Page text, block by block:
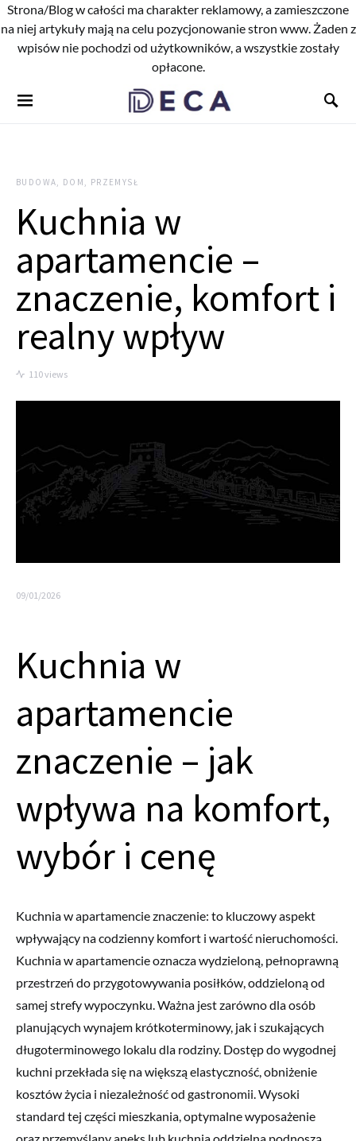
Strona/Blog w całości ma charakter reklamowy, a zamieszczone
na niej artykuły mają na celu pozycjonowanie stron www. Żaden z
wpisów nie pochodzi od użytkowników, a wszystkie zostały
opłacone.
BUDOWA, DOM, PRZEMYSŁ
Kuchnia w
apartamencie –
znaczenie, komfort i
realny wpływ
110 views
09/01/2026
Kuchnia w
apartamencie
znaczenie – jak
wpływa na komfort,
wybór i cenę
Kuchnia w apartamencie znaczenie: to kluczowy aspekt
wpływający na codzienny komfort i wartość nieruchomości.
Kuchnia w apartamencie oznacza wydzieloną, pełnoprawną
przestrzeń do przygotowywania posiłków, oddzieloną od
samej strefy wypoczynku. Ważna jest zarówno dla osób
planujących wynajem krótkoterminowy, jak i szukających
długoterminowego lokalu dla rodziny. Dostęp do wygodnej
kuchni przekłada się na większą elastyczność, obniżenie
kosztów życia i niezależność od gastronomii. Wysoki
standard tej części mieszkania, optymalne wyposażenie